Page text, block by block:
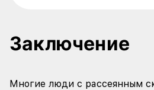
Заключение
Многие люди с рассеянным